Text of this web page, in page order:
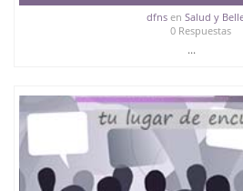
dfnsen Salud y
0 Respuestas
...